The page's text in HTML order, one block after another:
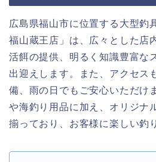
広島県福山市に位置する大型釣
福山蔵王店」は、広々とした店
活餌の提供、明るく知識豊富な
出迎えします。また、アクセス
備、雨の日でもご安心いただけ
や海釣り用品に加え、オリジナ
揃っており、お客様に楽しい釣